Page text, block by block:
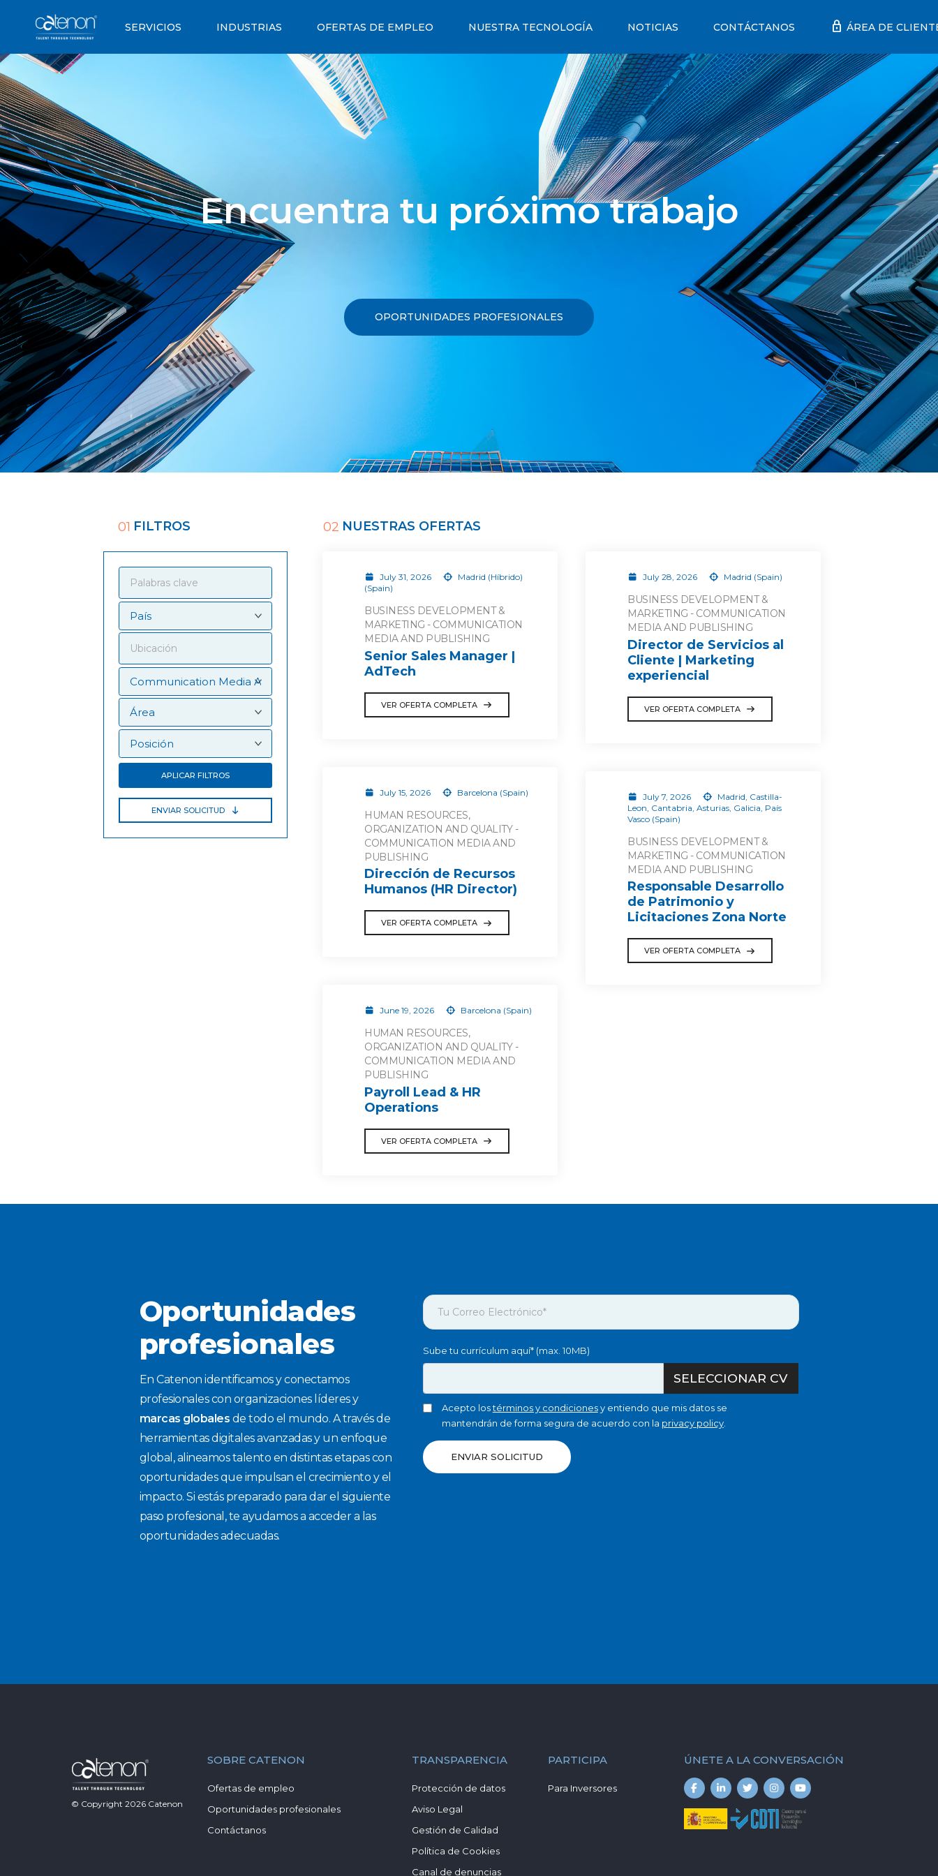
SERVICIOS INDUSTRIAS OFERTAS DE EMPLEO NUESTRA TECNOLOGÍA NOTICIAS CONTÁCTANOS lock ÁREA DE
Encuentra tu próximo trabajo
OPORTUNIDADES PROFESIONALES
01 FILTROS
APLICAR FILTROS
ENVIAR SOLICITUD
02 NUESTRAS OFERTAS
July 31, 2026
Madrid (Híbrido)
(Spain)
BUSINESS DEVELOPMENT &
MARKETING - COMMUNICATION
MEDIA AND PUBLISHING
Senior Sales Manager |
AdTech
VER OFERTA COMPLETA
July 28, 2026 Madrid (Spain)
BUSINESS DEVELOPMENT &
MARKETING - COMMUNICATION
MEDIA AND PUBLISHING
Director de Servicios al
Cliente | Marketing
experiencial
VER OFERTA COMPLETA
July 15, 2026 Barcelona (Spain)
HUMAN RESOURCES,
ORGANIZATION AND QUALITY -
COMMUNICATION MEDIA AND
PUBLISHING
Dirección de Recursos
Humanos (HR Director)
VER OFERTA COMPLETA
July 7, 2026
Madrid, Castilla-
Leon, Cantabria, Asturias, Galicia, País
Vasco (Spain)
BUSINESS DEVELOPMENT &
MARKETING - COMMUNICATION
MEDIA AND PUBLISHING
Responsable Desarrollo
de Patrimonio y
Licitaciones Zona Norte
VER OFERTA COMPLETA
June 19, 2026 Barcelona (Spain)
HUMAN RESOURCES,
ORGANIZATION AND QUALITY -
COMMUNICATION MEDIA AND
PUBLISHING
Payroll Lead & HR
Operations
VER OFERTA COMPLETA
Oportunidades
profesionales
En Catenon identificamos y conectamos
profesionales con organizaciones líderes y
marcas globales de todo el mundo. A través de
herramientas digitales avanzadas y un enfoque
global, alineamos talento en distintas etapas con
oportunidades que impulsan el crecimiento y el
impacto. Si estás preparado para dar el siguiente
paso profesional, te ayudamos a acceder a las
oportunidades adecuadas.
Sube tu currículum aquí* (max. 10MB)
SELECCIONAR CV
Acepto lostérminos y condicionesy entiendo que mis datos se
mantendrán de forma segura de acuerdo con la privacy policy.
ENVIAR SOLICITUD
© Copyright 2026 Catenon
SOBRE CATENON
Ofertas de empleo
Oportunidades profesionales
Contáctanos
TRANSPARENCIA
Protección de datos
Aviso Legal
Gestión de Calidad
Política de Cookies
Canal de denuncias
PARTICIPA
Para Inversores
ÚNETE A LA CONVERSACIÓN